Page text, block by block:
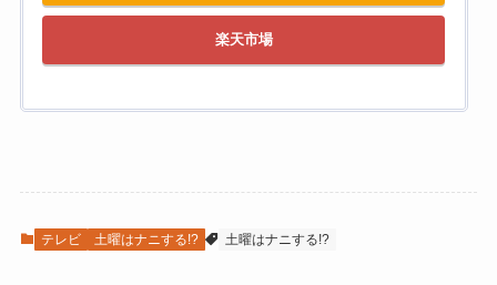
楽天市場
テレビ 土曜はナニする!? 土曜はナニする!?